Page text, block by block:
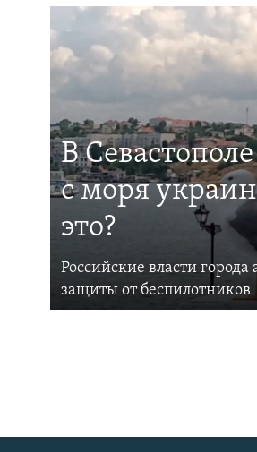
В
с моря
это?
Российские власти
защиты от беспилотников